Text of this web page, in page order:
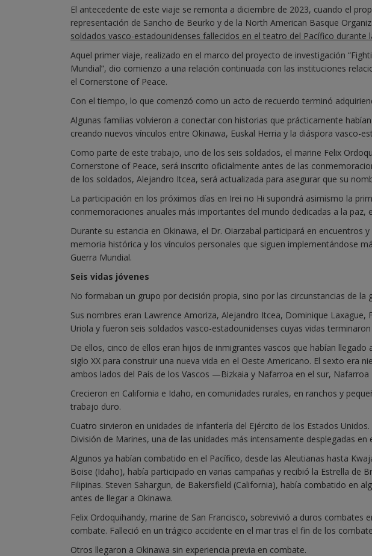
El antecedente de este viaje se remonta a diciembre de 2023, cuando el
representación de Sancho de Beurko y de la North American Basque
soldados vasco-estadounidenses fallecidos en el teatro del Pacífico durante
Aquel primer viaje, realizado en el marco del proyecto de investigación
Mundial”, dio comienzo a una relación continuada con las instituciones
el Cornerstone of Peace.
Con el tiempo, lo que comenzó como un acto de recuerdo terminó
Algunas familias volvieron a conectar con historias que prácticamente
creando nuevos vínculos entre Okinawa, Euskal Herria y la diáspora vasco-
Como parte de este trabajo, uno de los seis soldados, el marine Felix
Cornerstone of Peace, será inscrito oficialmente antes de las
de los soldados, Alejandro Itcea, será actualizada para asegurar que su
La participación en los próximos días en Irei no Hi supondrá asimismo la
conmemoraciones anuales más importantes del mundo dedicadas a la paz,
Durante su estancia en Okinawa, el Dr. Oiarzabal participará en encuentros
memoria histórica y los vínculos personales que siguen implementándose
Guerra Mundial.
Seis vidas jóvenes
No formaban un grupo por decisión propia, sino por las circunstancias de la
Sus nombres eran Lawrence Amoriza, Alejandro Itcea, Dominique Laxague,
Uriola y fueron seis soldados vasco-estadounidenses cuyas vidas
De ellos, cinco de ellos eran hijos de inmigrantes vascos que habían llegado
siglo XX para construir una nueva vida en el Oeste Americano. El sexto era
ambos lados del País de los Vascos —Bizkaia y Nafarroa en el sur,
Crecieron en California e Idaho, en comunidades rurales, en ranchos y
trabajo duro.
Cuatro sirvieron en unidades de infantería del Ejército de los Estados
División de Marines, una de las unidades más intensamente desplegadas en
Algunos ya habían combatido en el Pacífico, desde las Aleutianas hasta
Boise (Idaho), había participado en varias campañas y recibió la Estrella de
Filipinas. Steven Sahargun, de Bakersfield (California), había combatido en
antes de llegar a Okinawa.
Felix Ordoquihandy, marine de San Francisco, sobrevivió a duros combates
combate. Falleció en un trágico accidente en el mar tras el fin de los
Otros llegaron a Okinawa sin experiencia previa en combate.